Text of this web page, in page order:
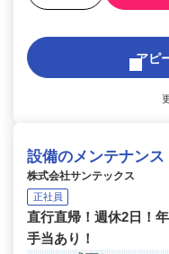
アピ
設備のメンテナンス
株式会社サンテックス
正社員
直行直帰！週休2日！
手当あり！